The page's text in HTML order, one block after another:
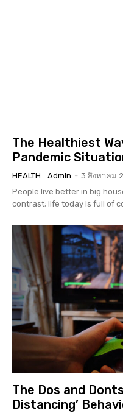
The Healthiest
Pandemic
HEALTH Admin - 3 สิงหาคม
People live better in big
contrast; life today is full of
The Dos and
Distancing’